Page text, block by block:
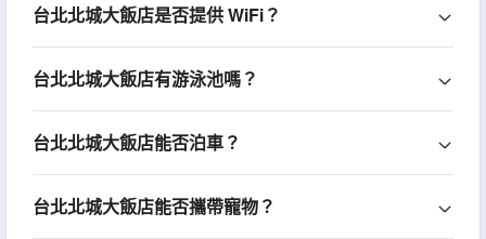
台北北城大飯店是否提供 WiFi？
台北北城大飯店有游泳池嗎？
台北北城大飯店能否泊車？
台北北城大飯店能否攜帶寵物？